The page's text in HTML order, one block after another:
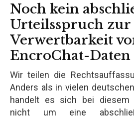
Noch kein
Urteilsspruch zur
Verwertbarkeit
EncroChat-Daten
Wir teilen die
Anders als in vielen
handelt es sich bei diesem
nicht um eine